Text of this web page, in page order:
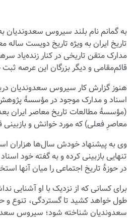
به گمانم نام بلند سیروس سعدوندیان
تاریخ ایران به ویژه تاریخ دویست
مدارک متقن تاریخی در کنار زنده‌یاد
قائم‌مقامی و دیگر بزرگان این عرصه
هنوز گزارش کار سیروس سعدوندیان
اسناد و مدارک موجود در مؤسسۀ
(مؤسسۀ مطالعات تاریخ معاصر ایران
معاصرِ فعلی) که مورد خوانش و بازبینی
وی به پیشنهاد خودش سال‌ها هزاران
تنهایی بازبینی کرده و به گفته خود
در حوزۀ تاریخ اجتماعی را میان آنها
برای کسانی که از نزدیک با او آشنایی
طول خواهد کشید تا گستردگی، تنوع
سعدوندیان شناخته شود؛ سیروس